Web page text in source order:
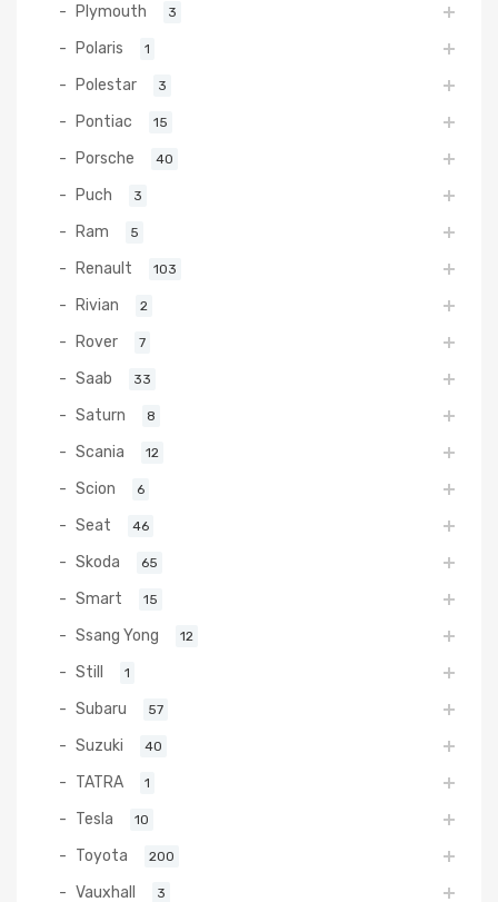
Plymouth 3
Polaris 1
Polestar 3
Pontiac 15
Porsche 40
Puch 3
Ram 5
Renault 103
Rivian 2
Rover 7
Saab 33
Saturn 8
Scania 12
Scion 6
Seat 46
Skoda 65
Smart 15
Ssang Yong 12
Still 1
Subaru 57
Suzuki 40
TATRA 1
Tesla 10
Toyota 200
Vauxhall 3